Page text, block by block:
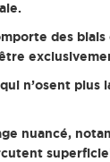
des
n’osent
nuancé,